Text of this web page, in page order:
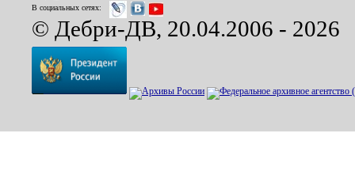
В социальных сетях:
© Дебри-ДВ, 20.04.2006 - 2026